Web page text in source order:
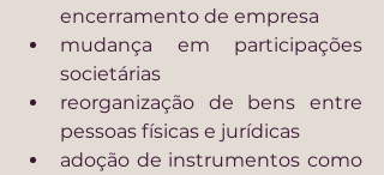
encerramento de empresa
mudança em participações
societárias
reorganização de bens entre
pessoas físicas e jurídicas
adoção de instrumentos como